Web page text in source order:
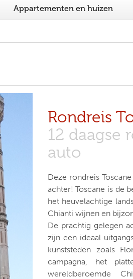
Appartementen en huizen
Rondreis
12 daagse
auto
Deze rondreis
achter! Toscane is de
het heuvelachtige
Chianti wijnen en
De prachtig gelegen
zijn een ideaal
kunststeden zoals
campagna, het
wereldberoemde